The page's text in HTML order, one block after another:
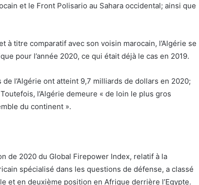
et le Front Polisario au Sahara occidental; ainsi que
titre comparatif avec son voisin marocain, l’Algérie se
pour l’année 2020, ce qui était déjà le cas en 2019.
de l’Algérie ont atteint 9,7 milliards de dollars en 2020;
l’Algérie demeure « de loin le plus gros
du continent ».
de 2020 du Global Firepower Index, relatif à la
spécialisé dans les questions de défense, a classé
et en deuxième position en Afrique derrière l’Egypte.